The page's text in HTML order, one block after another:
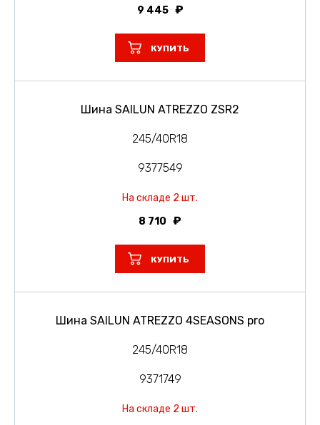
9 445
КУПИТЬ
Шина SAILUN ATREZZO ZSR2
245/40R18
9377549
На складе 2 шт.
8 710
КУПИТЬ
Шина SAILUN ATREZZO 4SEASONS pro
245/40R18
9371749
На складе 2 шт.